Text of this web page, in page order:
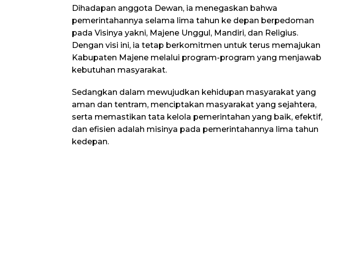
Dihadapan anggota Dewan, ia menegaskan bahwa
pemerintahannya selama lima tahun ke depan berpedoman
pada Visinya yakni, Majene Unggul, Mandiri, dan Religius.
Dengan visi ini, ia tetap berkomitmen untuk terus memajukan
Kabupaten Majene melalui program-program yang menjawab
kebutuhan masyarakat.
Sedangkan dalam mewujudkan kehidupan masyarakat yang
aman dan tentram, menciptakan masyarakat yang sejahtera,
serta memastikan tata kelola pemerintahan yang baik, efektif,
dan efisien adalah misinya pada pemerintahannya lima tahun
kedepan.